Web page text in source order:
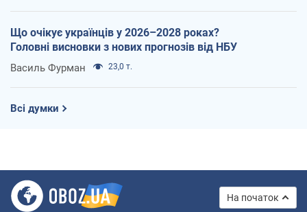
Що очікує українців у 2026–2028 роках?
Головні висновки з нових прогнозів від НБУ
Василь Фурман 23,0 т.
Всі думки
На початок